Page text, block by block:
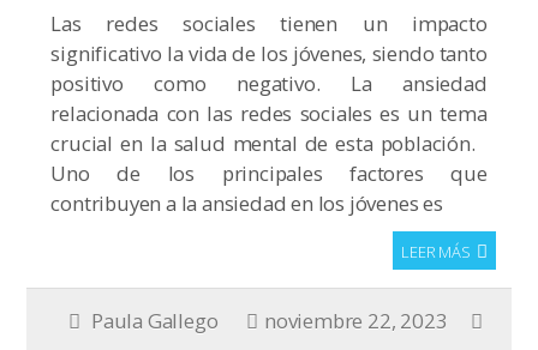
Las redes sociales tienen un impacto
significativo la vida de los jóvenes, siendo tanto
positivo como negativo. La ansiedad
relacionada con las redes sociales es un tema
crucial en la salud mental de esta población.
Uno de los principales factores que
contribuyen a la ansiedad en los jóvenes es
LEER MÁS
Paula Gallego
noviembre 22, 2023